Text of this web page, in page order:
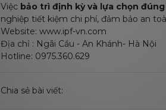
Việc bảo trì định kỳ và lựa chọn
nghiệp tiết kiệm chi phí, đảm bảo an
Website: www.ipf-vn.com
Địa chỉ : Ngãi Cầu - An Khánh- Hà Nội
Hotline: 0975.360.629
Chia sẻ bài viết: